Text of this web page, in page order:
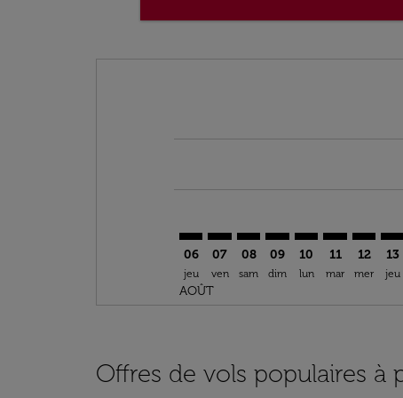
06
jeu
AOÛT
07
ven
08
sam
09
dim
10
lun
11
mar
12
mer
13
jeu
Offres de vols populaires à